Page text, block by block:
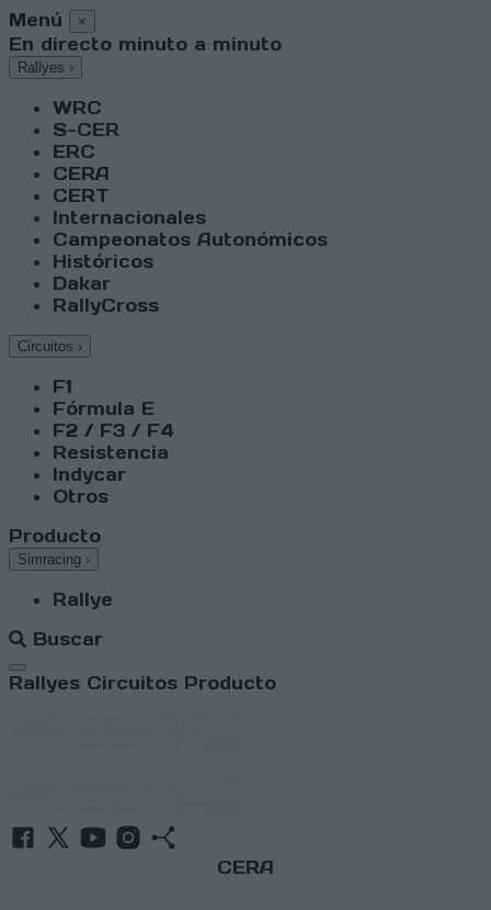
Menú ×
En directo minuto a minuto
Rallyes ›
WRC
S-CER
ERC
CERA
CERT
Internacionales
Campeonatos Autonómicos
Históricos
Dakar
RallyCross
Circuitos ›
F1
Fórmula E
F2 / F3 / F4
Resistencia
Indycar
Otros
Producto
Simracing ›
Rallye
Buscar
Abrir menú
Rallyes Circuitos Producto
CERA